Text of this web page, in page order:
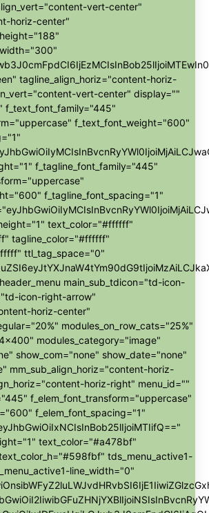
vert-center"
horiz-center"
tagline_align_horiz="content-horiz-
vert-center" display=""
f_text_font_family="445"
f_text_font_weight="600"
f_tagline_font_family="445"
f_tagline_font_spacing="1"
text_color="#ffffff"
tagline_color="#ffffff"
ttl_tag_space="0"
main_sub_tdicon="td-icon-
icon-right-arrow"
horiz-center"
modules_on_row_cats="25%"
modules_category="image"
show_com="none" show_date="none"
mm_sub_align_horiz="content-horiz-
horiz-right" menu_id=""
f_elem_font_transform="uppercase"
f_elem_font_spacing="1"
text_color="#a478bf"
tds_menu_active1-
line_width="0"